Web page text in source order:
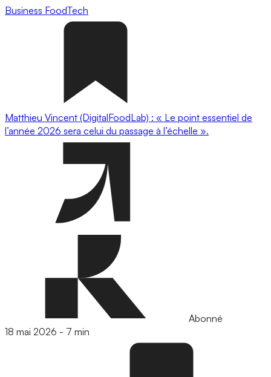
Business FoodTech
Matthieu Vincent (DigitalFoodLab) : « Le point essentiel de
l’année 2026 sera celui du passage à l’échelle ».
Abonné
18 mai 2026 - 7 min